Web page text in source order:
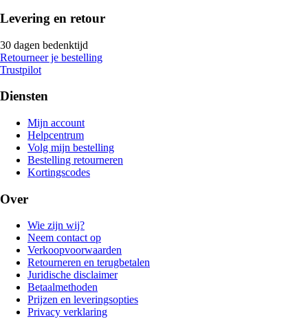
Levering en retour
30 dagen bedenktijd
Retourneer je bestelling
Trustpilot
Diensten
Mijn account
Helpcentrum
Volg mijn bestelling
Bestelling retourneren
Kortingscodes
Over
Wie zijn wij?
Neem contact op
Verkoopvoorwaarden
Retourneren en terugbetalen
Juridische disclaimer
Betaalmethoden
Prijzen en leveringsopties
Privacy verklaring